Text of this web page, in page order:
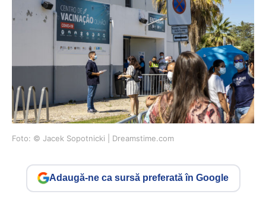
Foto: © Jacek Sopotnicki | Dreamstime.com
Adaugă-ne ca sursă preferată în Google